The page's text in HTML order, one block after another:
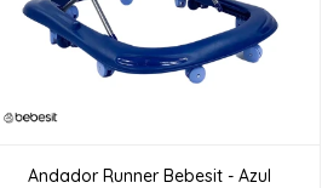
Andador Runner Bebesit - Azul